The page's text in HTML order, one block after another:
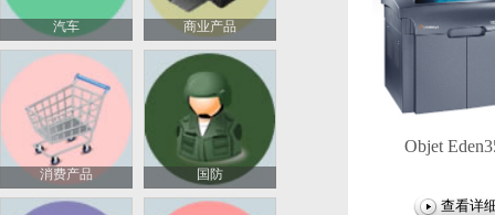
2025/11/19
汽车 商业产品
消费产品 国防
Objet
查看详